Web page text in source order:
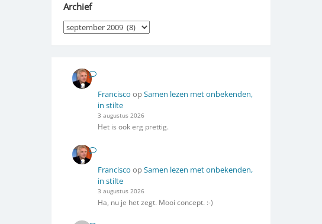
Archief
Archief
Francisco opSamen lezen met onbekenden,
in stilte
3 augustus 2026
Het is ook erg prettig.
Francisco opSamen lezen met onbekenden,
in stilte
3 augustus 2026
Ha, nu je het zegt. Mooi concept. :-)